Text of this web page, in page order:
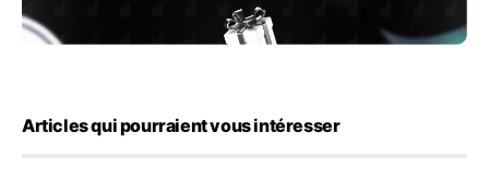
Articles qui pourraient vous intéresser